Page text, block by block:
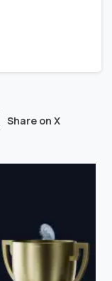
Share on X